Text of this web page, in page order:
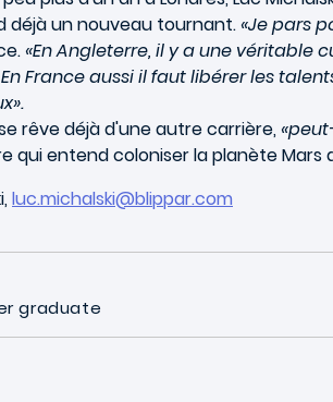
déjà un nouveau tournant.«Je pars
«En Angleterre, il y a une véritable
France aussi il faut libérer les
rêve déjà d'une autre carrière,
qui entend coloniser la planète
luc.michalski@blippar.com
graduate